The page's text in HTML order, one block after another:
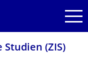
(ZIS)